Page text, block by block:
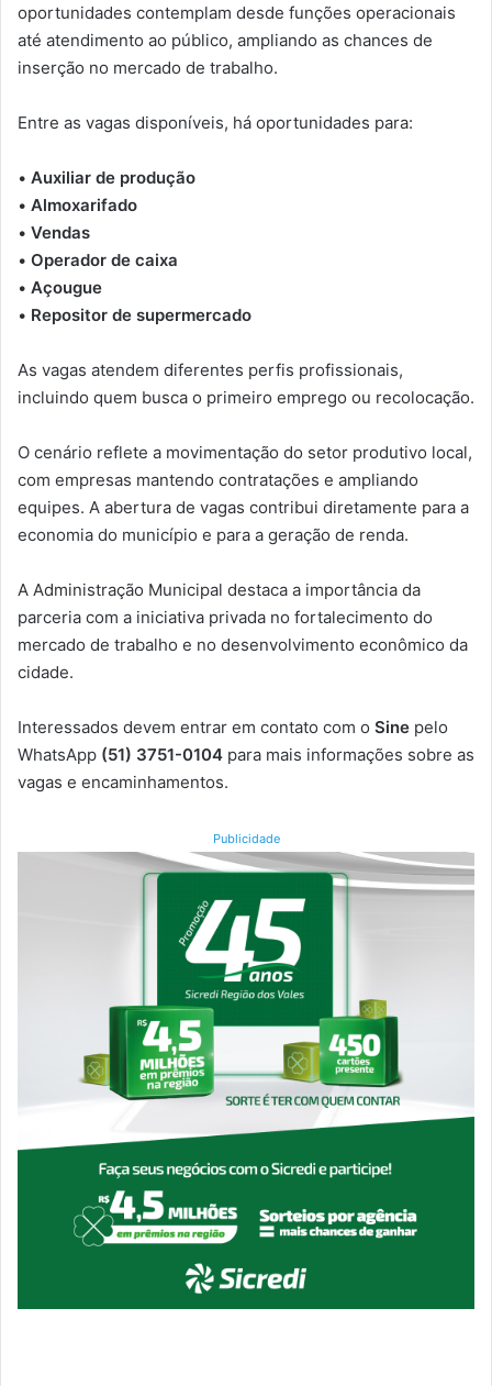
oportunidades contemplam desde funções operacionais
até atendimento ao público, ampliando as chances de
inserção no mercado de trabalho.
Entre as vagas disponíveis, há oportunidades para:
• Auxiliar de produção
• Almoxarifado
• Vendas
• Operador de caixa
• Açougue
• Repositor de supermercado
As vagas atendem diferentes perfis profissionais,
incluindo quem busca o primeiro emprego ou recolocação.
O cenário reflete a movimentação do setor produtivo local,
com empresas mantendo contratações e ampliando
equipes. A abertura de vagas contribui diretamente para a
economia do município e para a geração de renda.
A Administração Municipal destaca a importância da
parceria com a iniciativa privada no fortalecimento do
mercado de trabalho e no desenvolvimento econômico da
cidade.
Interessados devem entrar em contato com o Sine pelo
WhatsApp (51) 3751-0104 para mais informações sobre as
vagas e encaminhamentos.
Publicidade